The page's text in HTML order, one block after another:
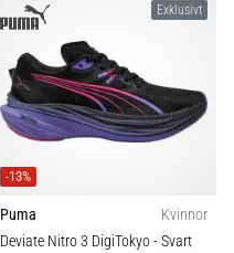
Exklusivt
-13%
Puma
Kvinnor
Deviate Nitro 3 DigiTokyo- Svart